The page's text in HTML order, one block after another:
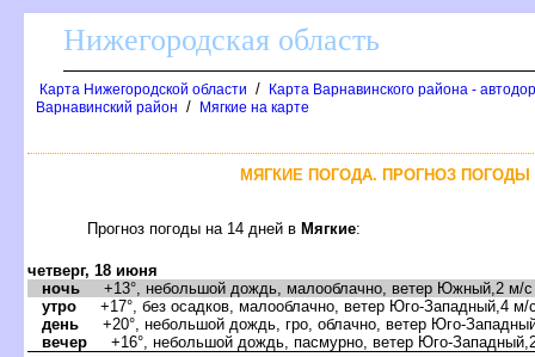
Нижегородская область
Карта Нижегородской области /
Карта Варнавинского района -
арнавинский район / Мягкие на карте
МЯГКИЕ ПОГОДА. ПРОГНОЗ ПОГОДЫ
Прогноз погоды на 14 дней Мягкие:
четверг, 18 июня
ночь +13°, небольшой дождь, малооблачно, ветер Южный,2 м/с
утро +17°, без осадков, малооблачно, ветер Юго-Западный,4 м/
день +20°, небольшой дождь, гро, облачно, ветер Юго-
ечер +16°, небольшой дождь, пасмурно, ветер Юго-